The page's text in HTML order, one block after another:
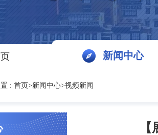
新闻中心
: 首页>新闻中心>视频新闻